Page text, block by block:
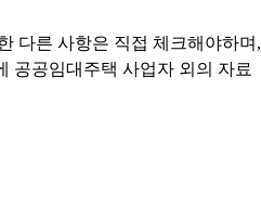
다른 사항은 직접 체크해야하며,
공공임대주택 사업자 외의 자료